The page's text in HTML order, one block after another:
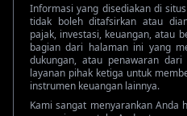
Informasi yang disediakan di
tidak boleh ditafsirkan atau
pajak, investasi, keuangan, atau
bagian dari halaman ini yang
dukungan, atau penawaran dari
layanan pihak ketiga untuk
instrumen keuangan lainnya.
Kami sangat menyarankan Anda